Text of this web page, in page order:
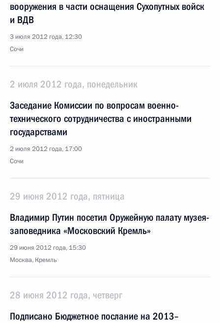
вооружения в части оснащения Сухопутных войск
и ВДВ
3 июля 2012 года, 12:30
Сочи
2 июля 2012 года, понедельник
Заседание Комиссии по вопросам военно-
технического сотрудничества с иностранными
государствами
2 июля 2012 года, 17:00
Сочи
29 июня 2012 года, пятница
Владимир Путин посетил Оружейную палату музея-
заповедника «Московский Кремль»
29 июня 2012 года, 15:30
Москва, Кремль
28 июня 2012 года, четверг
Подписано Бюджетное послание на 2013–